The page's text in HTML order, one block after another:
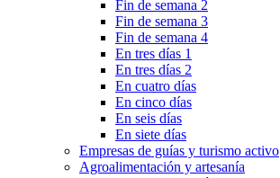
Fin de semana 2
Fin de semana 3
Fin de semana 4
En tres días 1
En tres días 2
En cuatro días
En cinco días
En seis días
En siete días
Empresas de guías y turismo activo
Agroalimentación y artesanía